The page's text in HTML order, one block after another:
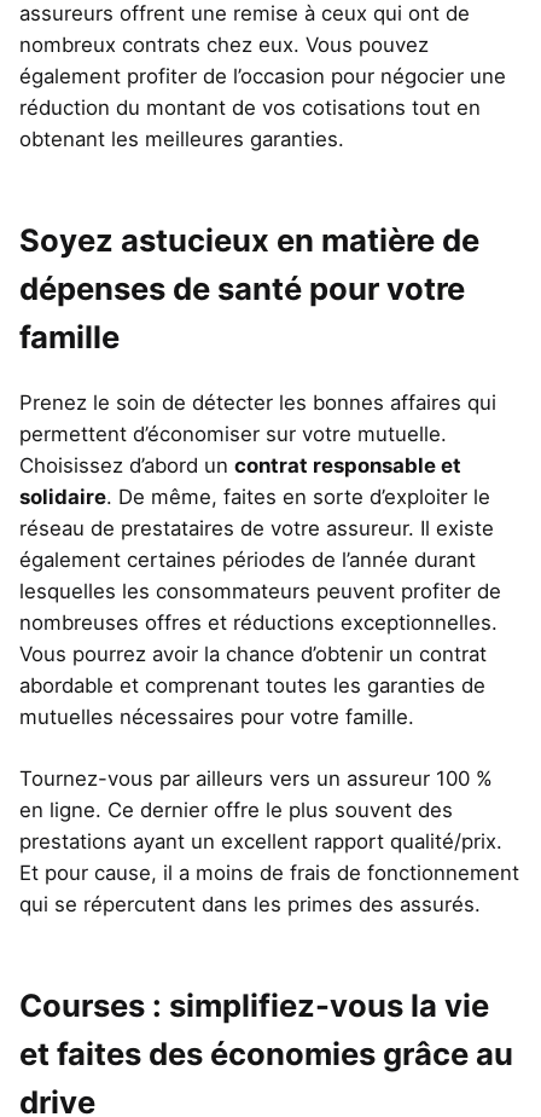
assureurs offrent une remise à ceux qui ont de
nombreux contrats chez eux. Vous pouvez
également profiter de l’occasion pour négocier une
réduction du montant de vos cotisations tout en
obtenant les meilleures garanties.
Soyez astucieux en matière de
dépenses de santé pour votre
famille
Prenez le soin de détecter les bonnes affaires qui
permettent d’économiser sur votre mutuelle.
Choisissez d’abord un contrat responsable et
solidaire. De même, faites en sorte d’exploiter le
réseau de prestataires de votre assureur. Il existe
également certaines périodes de l’année durant
lesquelles les consommateurs peuvent profiter de
nombreuses offres et réductions exceptionnelles.
Vous pourrez avoir la chance d’obtenir un contrat
abordable et comprenant toutes les garanties de
mutuelles nécessaires pour votre famille.
Tournez-vous par ailleurs vers un assureur 100 %
en ligne. Ce dernier offre le plus souvent des
prestations ayant un excellent rapport qualité/prix.
Et pour cause, il a moins de frais de fonctionnement
qui se répercutent dans les primes des assurés.
Courses : simplifiez-vous la vie
et faites des économies grâce au
drive